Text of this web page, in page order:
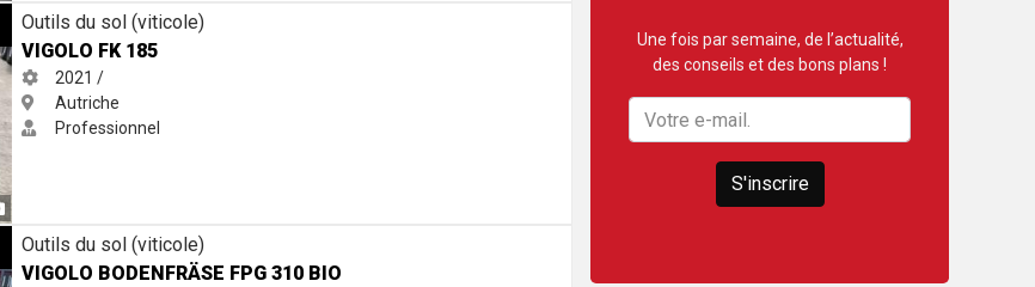
Outils du sol (viticole)
VIGOLO FK 185
2021 /
Autriche
Professionnel
Outils du sol (viticole)
VIGOLO BODENFRÄSE FPG 310 BIO
Une fois par semaine, de l’actualité,
des conseils et des bons plans !
S'inscrire